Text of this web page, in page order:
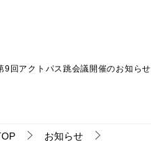
9回アクトパス跳会議開催のお知らせ
お知らせ